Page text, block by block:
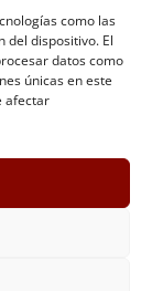
como las
del dispositivo. El
datos como
únicas en este
afectar
| Todos
legales y